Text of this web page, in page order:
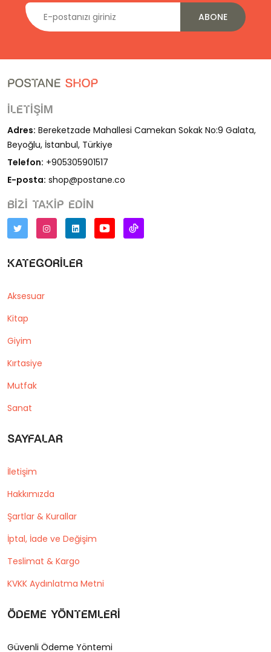
ABONE
İletişim
Adres: Bereketzade Mahallesi Camekan Sokak No:9 Galata,
Beyoğlu, İstanbul, Türkiye
Telefon: +905305901517
E-posta: shop@postane.co
Bizi takip edin
Kategoriler
Aksesuar
Kitap
Giyim
Kırtasiye
Mutfak
Sanat
Sayfalar
İletişim
Hakkımızda
Şartlar & Kurallar
İptal, İade ve Değişim
Teslimat & Kargo
KVKK Aydınlatma Metni
Ödeme Yöntemleri
Güvenli Ödeme Yöntemi